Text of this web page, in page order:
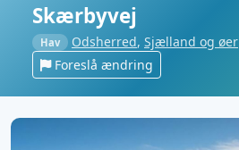
Skærbyvej
Hav Odsherred, Sjælland og øer
Foreslå ændring